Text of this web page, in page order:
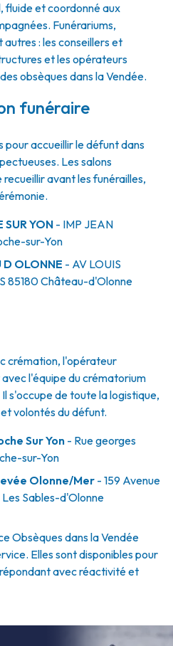
fluide et coordonné aux
Funérariums,
: les conseillers et
et les opérateurs
obsèques dans la Vendée.
funéraire
pour accueillir le défunt dans
Les salons
avant les funérailles,
SUR YON - IMP JEAN
sur-Yon
D OLONNE - AV LOUIS
85180Château-d'Olonne
crémation, l'opérateur
l'équipe du crématorium
s'occupe de toute la logistique,
volontés du défunt.
Sur Yon - Rue georges
sur-Yon
Olonne/Mer - 159 Avenue
Sables-d'Olonne
Obsèques dans la Vendée
Elles sont disponibles pour
avec réactivité et